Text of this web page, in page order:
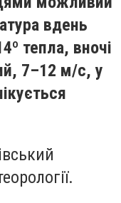
вдень
тепла, вночі
7–12 м/с, у